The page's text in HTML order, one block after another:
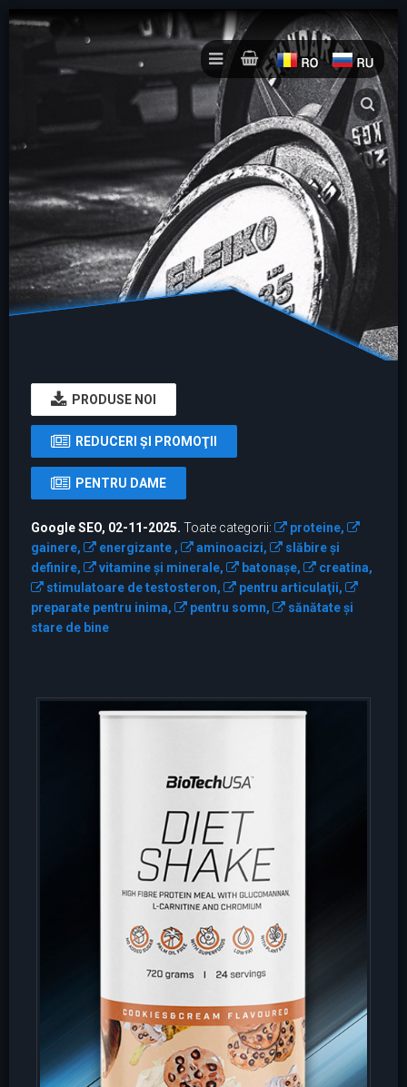
PRODUSE NOI
REDUCERI ŞI PROMOŢII
PENTRU DAME
Google SEO, 02-11-2025. Toate categorii:
proteine,
gainere,
energizante , aminoacizi,
slăbire și
definire,
vitamine şi minerale, batonaşe,
creatina,
stimulatoare de testosteron,
pentru articulaţii,
preparate pentru inima,
pentru somn,
sănătate și
stare de bine